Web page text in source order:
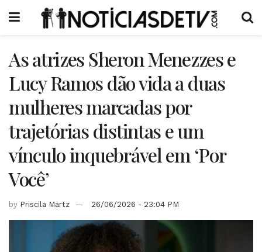
As atrizes Sheron Menezzes e
Lucy Ramos dão vida a duas
mulheres marcadas por
trajetórias distintas e um
vínculo inquebrável em ‘Por
Você’
by Priscila Martz 26/06/2026 - 23:04 PM